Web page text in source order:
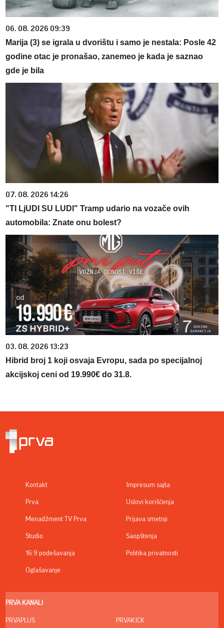
06. 08. 2026 09:39
Marija (3) se igrala u dvorištu i samo je nestala: Posle 42
godine otac je pronašao, zanemeo je kada je saznao
gde je bila
07. 08. 2026 14:26
"TI LjUDI SU LUDI" Tramp udario na vozače ovih
automobila: Znate onu bolest?
03. 08. 2026 13:23
Hibrid broj 1 koji osvaja Evropu, sada po specijalnoj
akcijskoj ceni od 19.990€ do 31.8.
Kontakt
Prva
Menadžment TV Prva
Studio
16:9 podešavanja
Oglašavanje
Impresum sajta
Uslovi korišćenja
Prijava smetnji
Saopštenja
Politika privatnosti
PRVA KANALI
PRVAPLUS PRVAKICK